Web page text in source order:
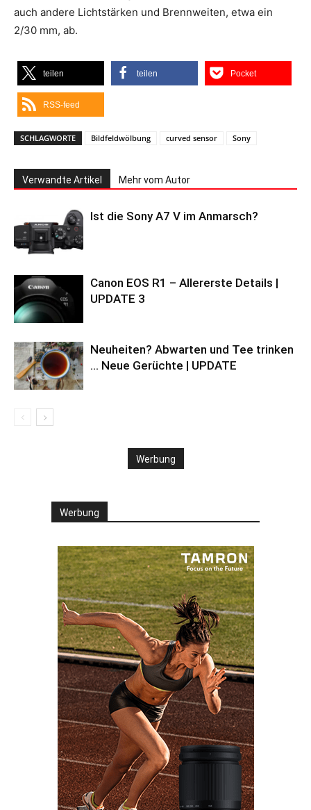
auch andere Lichtstärken und Brennweiten, etwa ein
2/30 mm, ab.
teilen teilen Pocket
RSS-feed
SCHLAGWORTE Bildfeldwölbung curved sensor Sony
Verwandte Artikel Mehr vom Autor
Ist die Sony A7 V im Anmarsch?
Canon EOS R1 – Allererste Details |
UPDATE 3
Neuheiten? Abwarten und Tee trinken
… Neue Gerüchte | UPDATE
Werbung
Werbung